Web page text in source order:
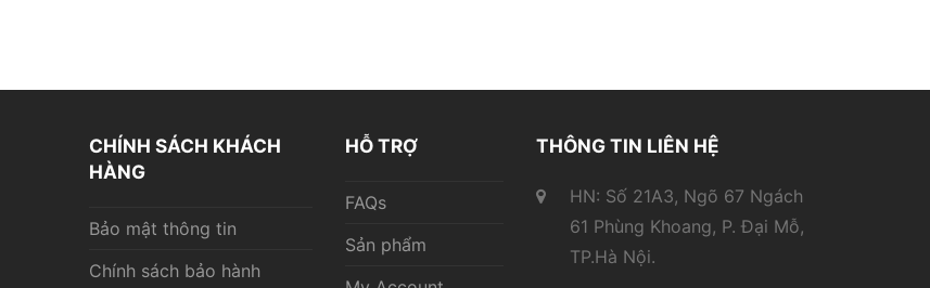
CHÍNH SÁCH KHÁCH
HÀNG
Bảo mật thông tin
Chính sách bảo hành
HỖ TRỢ
FAQs
Sản phẩm
THÔNG TIN LIÊN HỆ
HN: Số 21A3, Ngõ 67 Ngách
61 Phùng Khoang, P. Đại Mỗ,
TP.Hà Nội.